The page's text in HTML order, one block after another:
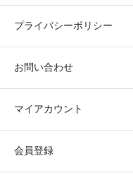
プライバシーポリシー
お問い合わせ
マイアカウント
会員登録